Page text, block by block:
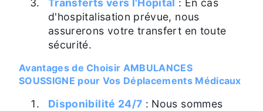
Transferts vers l'Hôpital : En cas
d'hospitalisation prévue, nous
assurerons votre transfert en toute
sécurité.
Avantages de Choisir AMBULANCES
SOUSSIGNE pour Vos Déplacements Médicaux
Disponibilité 24/7 : Nous sommes